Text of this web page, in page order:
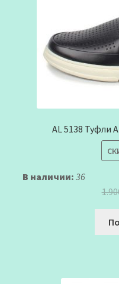
AL 5138 Туфли
В наличии: 36